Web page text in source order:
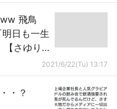
飛鳥
日も一生
さゆり
コンサー2021/6/22(Tu) 13:17
・？